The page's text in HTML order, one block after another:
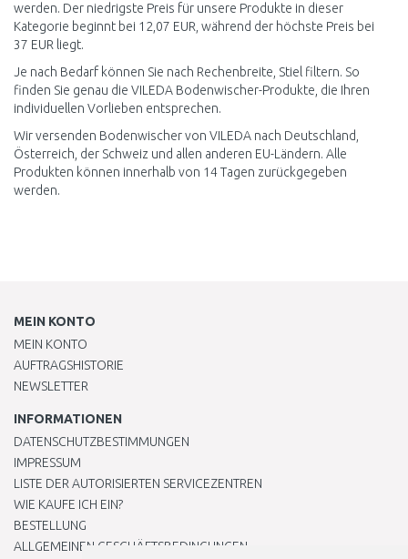
werden. Der niedrigste Preis für unsere Produkte in dieser
Kategorie beginnt bei 12,07 EUR, während der höchste Preis bei
37 EUR liegt.
Je nach Bedarf können Sie nach Rechenbreite, Stiel filtern. So
finden Sie genau die VILEDA Bodenwischer-Produkte, die Ihren
individuellen Vorlieben entsprechen.
Wir versenden Bodenwischer von VILEDA nach Deutschland,
Österreich, der Schweiz und allen anderen EU-Ländern. Alle
Produkten können innerhalb von 14 Tagen zurückgegeben
werden.
MEIN KONTO
MEIN KONTO
AUFTRAGSHISTORIE
NEWSLETTER
INFORMATIONEN
DATENSCHUTZBESTIMMUNGEN
IMPRESSUM
LISTE DER AUTORISIERTEN SERVICEZENTREN
WIE KAUFE ICH EIN?
BESTELLUNG
ALLGEMEINEN GESCHÄFTSBEDINGUNGEN